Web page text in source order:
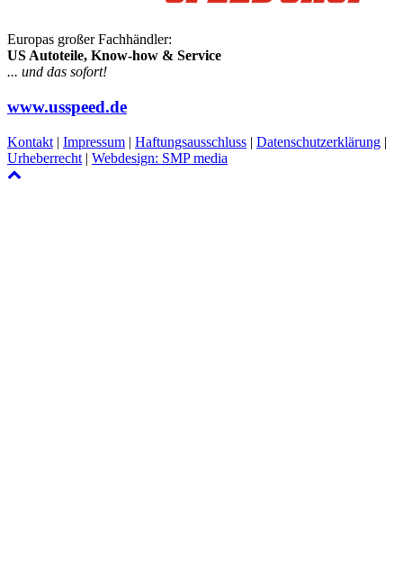
Europas großer Fachhändler:
US Autoteile, Know-how & Service
... und das sofort!
www.usspeed.de
Kontakt | Impressum | Haftungsausschluss | Datenschutzerklärung |
Urheberrecht | Webdesign: SMP media